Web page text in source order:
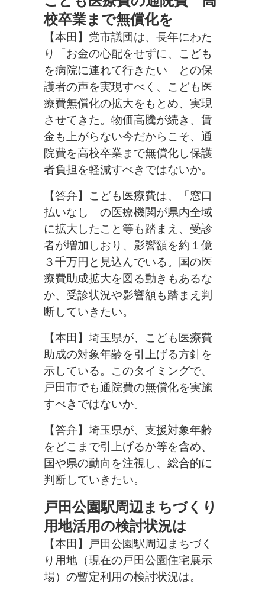
校卒業まで無償化を
【本田】党市議団は、長年にわた
り「お金の心配をせずに、こども
を病院に連れて行きたい」との保
護者の声を実現すべく、こども医
療費無償化の拡大をもとめ、実現
させてきた。物価高騰が続き、賃
金も上がらない今だからこそ、通
院費を高校卒業まで無償化し保護
者負担を軽減すべきではないか。
【答弁】こども医療費は、「窓口
払いなし」の医療機関が県内全域
に拡大したこと等も踏まえ、受診
者が増加しおり、影響額を約１億
３千万円と見込んでいる。国の医
療費助成拡大を図る動きもあるな
か、受診状況や影響額も踏まえ判
断していきたい。
【本田】埼玉県が、こども医療費
助成の対象年齢を引上げる方針を
示している。このタイミングで、
戸田市でも通院費の無償化を実施
すべきではないか。
【答弁】 埼玉県が、支援対象年齢
をどこまで引上げるか等を含め、
国や県の動向を注視し、総合的に
判断していきたい。
戸田公園駅周辺まちづくり
用地活用の検討状況は
【本田】戸田公園駅周辺まちづく
り用地（現在の戸田公園住宅展示
場）の暫定利用の検討状況は。